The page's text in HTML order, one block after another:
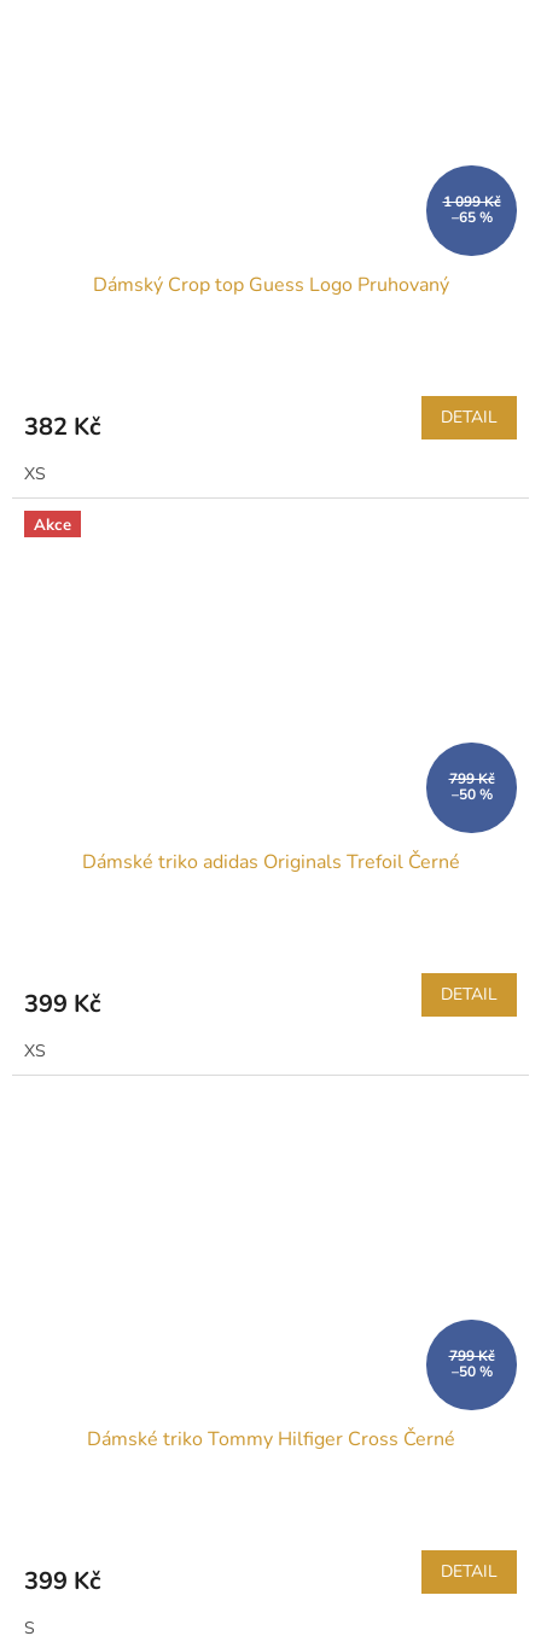
1 099 Kč
–65 %
Dámský Crop top Guess Logo Pruhovaný
382 Kč DETAIL
XS
Akce
799 Kč
–50 %
Dámské triko adidas Originals Trefoil Černé
399 Kč DETAIL
XS
799 Kč
–50 %
Dámské triko Tommy Hilfiger Cross Černé
399 Kč DETAIL
S